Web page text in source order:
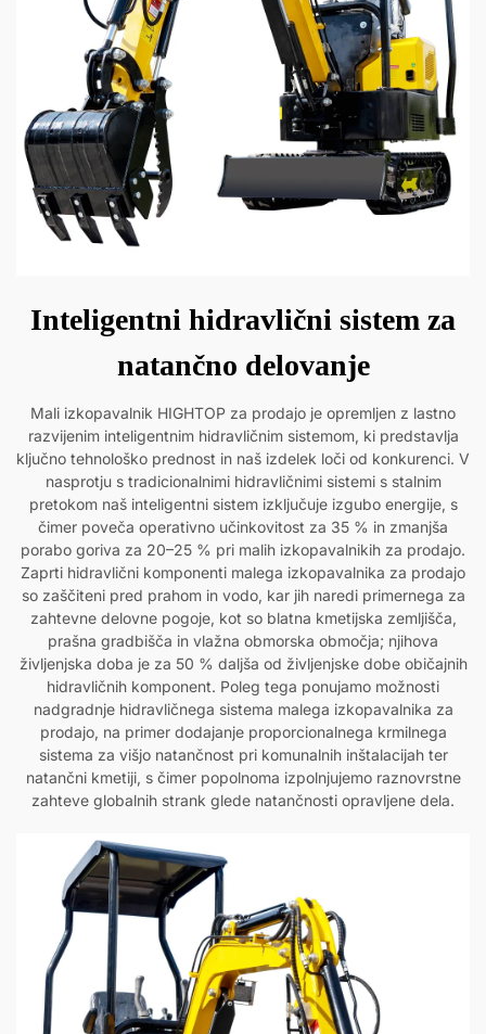
Inteligentni hidravlični sistem za
natančno delovanje
Mali izkopavalnik HIGHTOP za prodajo je opremljen z lastno
razvijenim inteligentnim hidravličnim sistemom, ki predstavlja
ključno tehnološko prednost in naš izdelek loči od konkurenci. V
nasprotju s tradicionalnimi hidravličnimi sistemi s stalnim
pretokom naš inteligentni sistem izključuje izgubo energije, s
čimer poveča operativno učinkovitost za 35 % in zmanjša
porabo goriva za 20–25 % pri malih izkopavalnikih za prodajo.
Zaprti hidravlični komponenti malega izkopavalnika za prodajo
so zaščiteni pred prahom in vodo, kar jih naredi primernega za
zahtevne delovne pogoje, kot so blatna kmetijska zemljišča,
prašna gradbišča in vlažna obmorska območja; njihova
življenjska doba je za 50 % daljša od življenjske dobe običajnih
hidravličnih komponent. Poleg tega ponujamo možnosti
nadgradnje hidravličnega sistema malega izkopavalnika za
prodajo, na primer dodajanje proporcionalnega krmilnega
sistema za višjo natančnost pri komunalnih inštalacijah ter
natančni kmetiji, s čimer popolnoma izpolnjujemo raznovrstne
zahteve globalnih strank glede natančnosti opravljene dela.